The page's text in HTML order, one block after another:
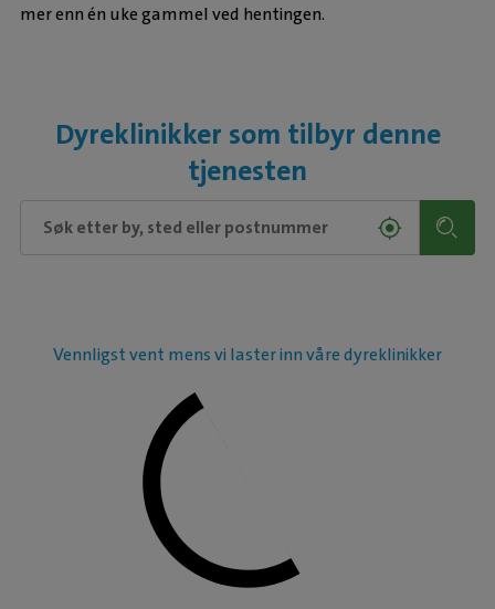
mer enn én uke gammel ved hentingen.
Dyreklinikker som tilbyr denne
tjenesten
Vennligst vent mens vi laster inn våre dyreklinikker